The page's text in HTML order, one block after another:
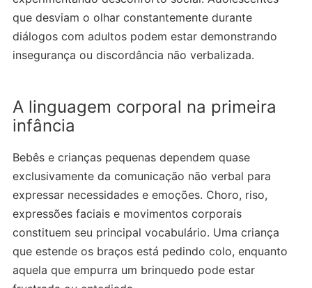
que desviam o olhar constantemente durante
diálogos com adultos podem estar demonstrando
insegurança ou discordância não verbalizada.
A linguagem corporal na primeira
infância
Bebês e crianças pequenas dependem quase
exclusivamente da comunicação não verbal para
expressar necessidades e emoções. Choro, riso,
expressões faciais e movimentos corporais
constituem seu principal vocabulário. Uma criança
que estende os braços está pedindo colo, enquanto
aquela que empurra um brinquedo pode estar